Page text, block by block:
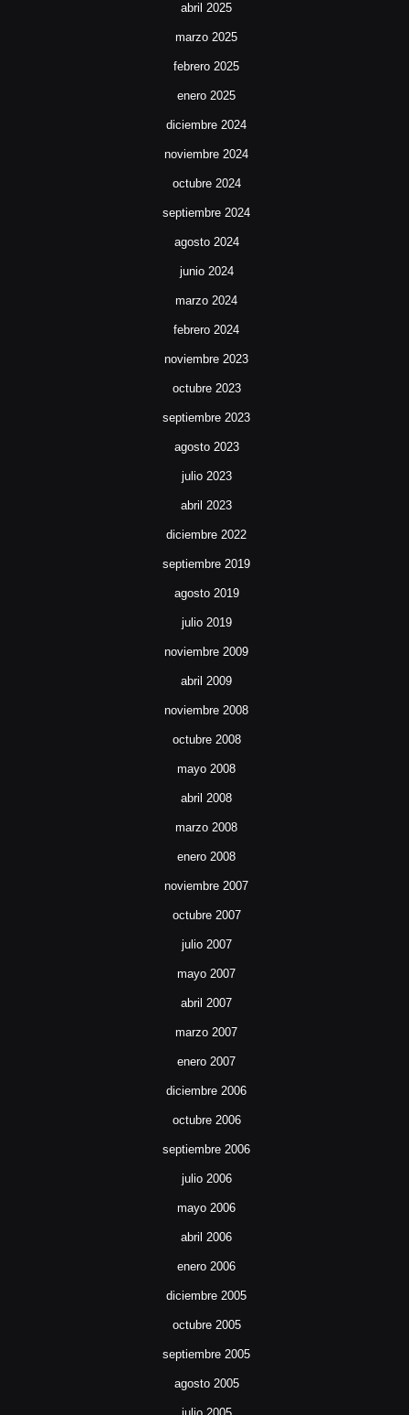
abril 2025
marzo 2025
febrero 2025
enero 2025
diciembre 2024
noviembre 2024
octubre 2024
septiembre 2024
agosto 2024
junio 2024
marzo 2024
febrero 2024
noviembre 2023
octubre 2023
septiembre 2023
agosto 2023
julio 2023
abril 2023
diciembre 2022
septiembre 2019
agosto 2019
julio 2019
noviembre 2009
abril 2009
noviembre 2008
octubre 2008
mayo 2008
abril 2008
marzo 2008
enero 2008
noviembre 2007
octubre 2007
julio 2007
mayo 2007
abril 2007
marzo 2007
enero 2007
diciembre 2006
octubre 2006
septiembre 2006
julio 2006
mayo 2006
abril 2006
enero 2006
diciembre 2005
octubre 2005
septiembre 2005
agosto 2005